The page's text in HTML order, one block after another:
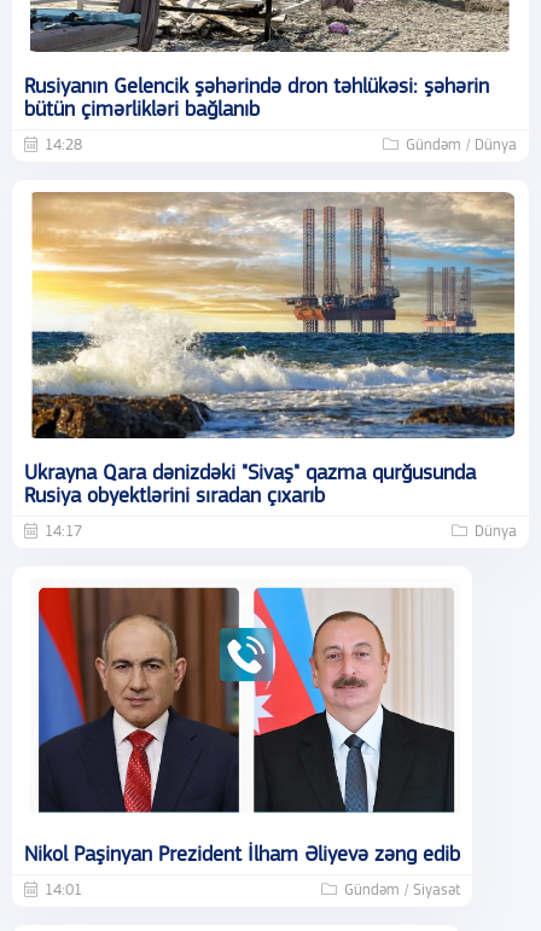
Rusiyanın Gelencik şəhərində dron təhlükəsi: şəhərin
bütün çimərlikləri bağlanıb
14:28 Gündəm / Dünya
Ukrayna Qara dənizdəki "Sivaş" qazma qurğusunda
Rusiya obyektlərini sıradan çıxarıb
14:17 Dünya
Nikol Paşinyan Prezident İlham Əliyevə zəng edib
14:01 Gündəm / Siyasət